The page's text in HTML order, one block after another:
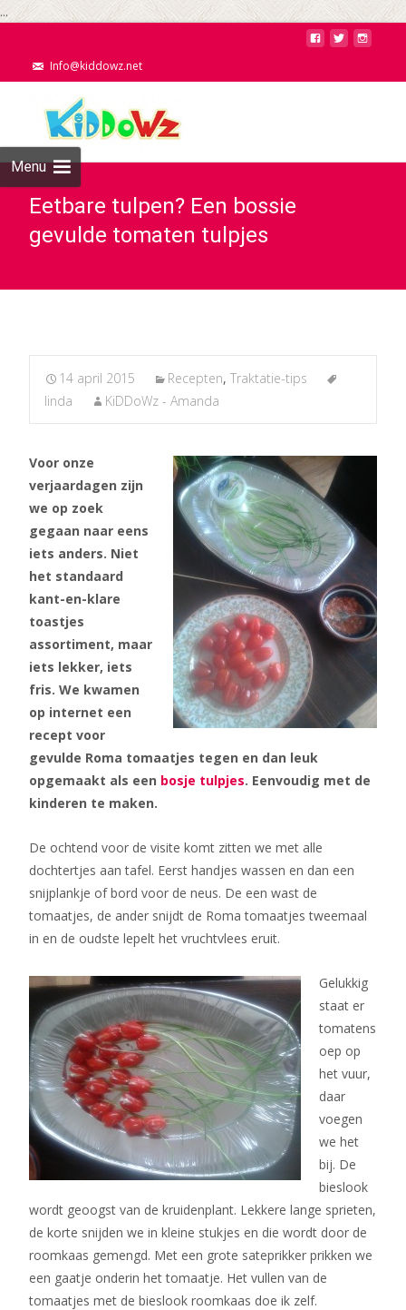
...
Info@kiddowz.net
Menu
Eetbare tulpen? Een bossie
gevulde tomaten tulpjes
14 april 2015 Recepten, Traktatie-tips
linda
KiDDoWz - Amanda
Voor onze
verjaardagen zijn
we op zoek
gegaan naar eens
iets anders. Niet
het standaard
kant-en-klare
toastjes
assortiment, maar
iets lekker, iets
fris. We kwamen
op internet een
recept voor
gevulde Roma tomaatjes tegen en dan leuk
opgemaakt als een bosje tulpjes. Eenvoudig met de
kinderen te maken.
De ochtend voor de visite komt zitten we met alle
dochtertjes aan tafel. Eerst handjes wassen en dan een
snijplankje of bord voor de neus. De een wast de
tomaatjes, de ander snijdt de Roma tomaatjes tweemaal
in en de oudste lepelt het vruchtvlees eruit.
Gelukkig
staat er
tomatens
oep op
het vuur,
daar
voegen
we het
bij. De
bieslook
wordt geoogst van de kruidenplant. Lekkere lange sprieten,
de korte snijden we in kleine stukjes en die wordt door de
roomkaas gemengd. Met een grote sateprikker prikken we
een gaatje onderin het tomaatje. Het vullen van de
tomaatjes met de bieslook roomkaas doe ik zelf.